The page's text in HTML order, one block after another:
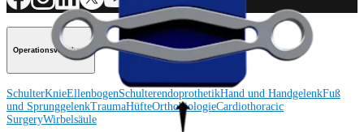
Operationsverfahren
SchulterKnieEllenbogenSchulterendoprothetikHand und HandgelenkFuß
und SprunggelenkTraumaHüfteOrthobiologieCardiothoracic
SurgeryWirbelsäule